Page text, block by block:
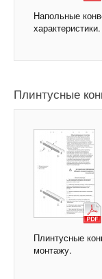
Напольные
характеристики.
Плинтусные
Плинтусные
монтажу.